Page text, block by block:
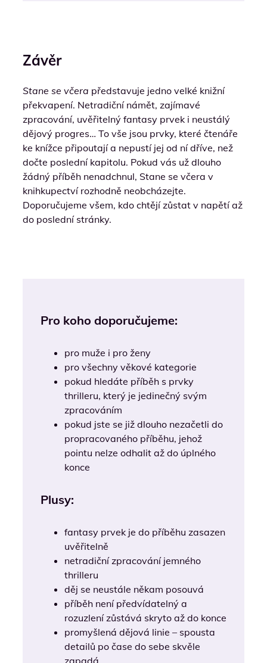
Závěr
Stane se včera představuje jedno velké knižní
překvapení. Netradiční námět, zajímavé
zpracování, uvěřitelný fantasy prvek i neustálý
dějový progres… To vše jsou prvky, které čtenáře
ke knížce připoutají a nepustí jej od ní dříve, než
dočte poslední kapitolu. Pokud vás už dlouho
žádný příběh nenadchnul, Stane se včera v
knihkupectví rozhodně neobcházejte.
Doporučujeme všem, kdo chtějí zůstat v napětí až
do poslední stránky.
Pro koho doporučujeme:
pro muže i pro ženy
pro všechny věkové kategorie
pokud hledáte příběh s prvky
thrilleru, který je jedinečný svým
zpracováním
pokud jste se již dlouho nezačetli do
propracovaného příběhu, jehož
pointu nelze odhalit až do úplného
konce
Plusy:
fantasy prvek je do příběhu zasazen
uvěřitelně
netradiční zpracování jemného
thrilleru
děj se neustále někam posouvá
příběh není předvídatelný a
rozuzlení zůstává skryto až do konce
promyšlená dějová linie – spousta
detailů po čase do sebe skvěle
zapadá